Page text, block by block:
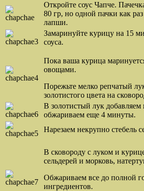
Откройте соус Чапче.
80 гр, но одной пачки как
лапши.
Замаринуйте курицу на 15
соуса.
Пока ваша курица
овощами.
Порежьте мелко репчатый
золотистого цвета на
В золотистый лук добавляем
обжариваем еще 4 минуты.
Нарезаем некрупно стебель
В сковороду с луком и
сельдерей и морковь,
Обжариваем все до полной
ингредиентов.